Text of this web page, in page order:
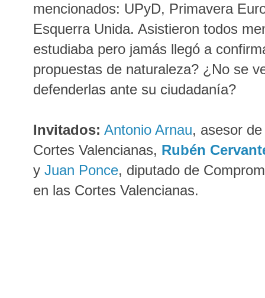
mencionados: UPyD, Primavera
Esquerra Unida. Asistieron todos
estudiaba pero jamás llegó a
propuestas de naturaleza? ¿No se
defenderlas ante su ciudadanía?
Invitados: Antonio Arnau, asesor
Cortes Valencianas, Rubén
y Juan Ponce, diputado de
en las Cortes Valencianas.